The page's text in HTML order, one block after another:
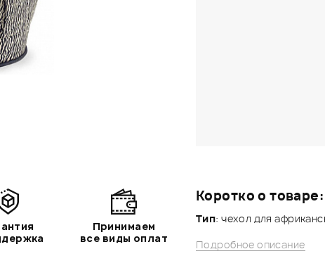
Коротко о товаре:
Тип: чехол для
Подробное описание
Принимаем
все виды оплат